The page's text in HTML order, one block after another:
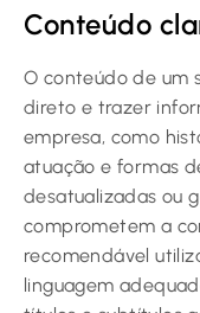
Conteúdo
O conteúdo de um
direto e trazer
empresa, como
atuação e formas
desatualizadas ou
comprometem a
recomendável
linguagem